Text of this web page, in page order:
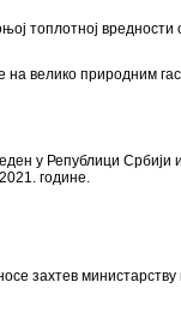
топлотној
велико природним
у Републици
године.
захтев